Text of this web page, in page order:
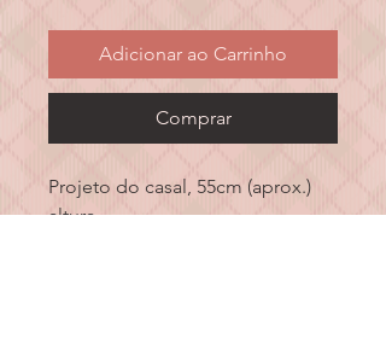
Adicionar ao Carrinho
Comprar
Projeto do casal, 55cm (aprox.)
altura